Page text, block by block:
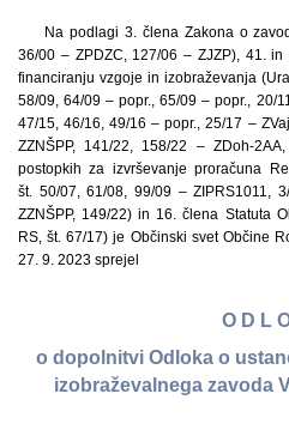
Na podlagi 3. člena Zakona o
36/00 – ZPDZC, 127/06 – ZJZP), 41.
financiranju vzgoje in izobraževanja
58/09, 64/09 – popr., 65/09 – popr., 20/
47/15, 46/16, 49/16 – popr., 25/17 –
ZZNŠPP, 141/22, 158/22 – ZDoh-
postopkih za izvrševanje proračuna
št. 50/07, 61/08, 99/09 – ZIPRS1011,
ZZNŠPP, 149/22) in 16. člena Statuta
RS, št. 67/17) je Občinski svet Občine
27. 9. 2023 sprejel
O D L
o dopolnitvi Odloka o
izobraževalnega zavoda